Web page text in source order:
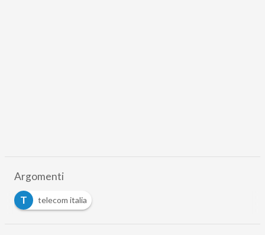
Argomenti
T
telecom italia